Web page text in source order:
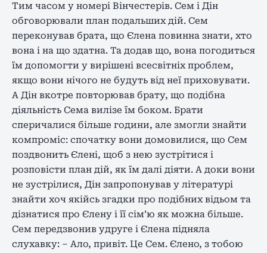
Тим часом у номері Вінчестерів. Сем і Дін
обговорювали план подальших дій. Сем
переконував брата, що Єлена повинна знати, хто
вона і на що здатна. Та додав що, вона погодиться
їм допомогти у вирішені всесвітніх проблем,
якщо вони нічого не будуть від неї приховувати.
А Дін вкотре повторював брату, що подібна
діяльність Сема вилізе їм боком. Брати
сперичалися більше години, але змогли знайти
компроміс: спочатку вони домовилися, що Сем
поздвонить Єлені, щоб з нею зустрітися і
розповісти план дій, як їм далі діяти. А доки вони
не зустрілися, Дін запропонував у літературі
знайти хоч якійсь згадки про подібних відьом та
дізнатися про Єлену і її сім’ю як можна більше.
Сем передзвонив удруге і Єлена підняла
слухавку: – Ало, привіт. Це Сем. Єлено, з тобою